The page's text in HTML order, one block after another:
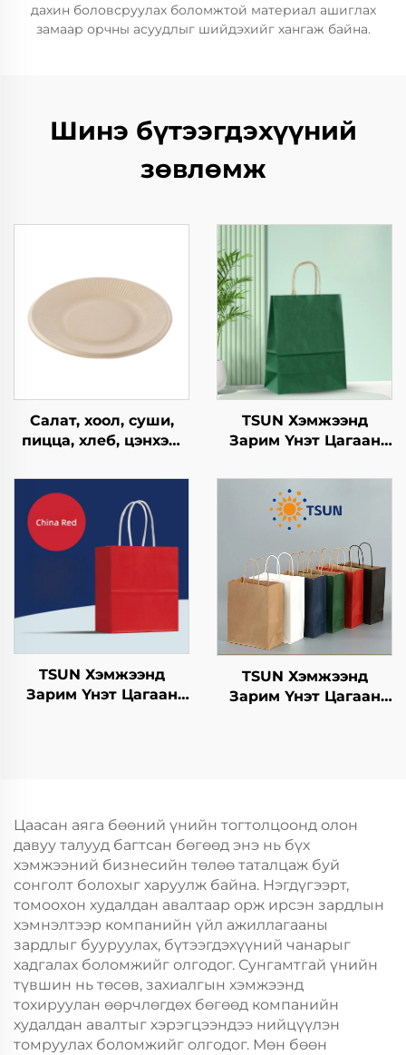
дахин боловсруулах боломжтой материал ашиглах
замаар орчны асуудлыг шийдэхийг хангаж байна.
Шинэ бүтээгдэхүүний
зөвлөмж
Салат, хоол, суши,
пицца, хлеб, цэнхэр,
гамбургерийг
ашиглахад
зориулагдсан буцаж
ашиглах боломжтой
TSUN Хэмжээнд
Зарим Үнэт Цагаан
Нэмэлт Ур чадвараар
Шинэ Жил,
Кристмасийн Хоолын
Пакинг Скрин Принт
TSUN Хэмжээнд
Зарим Үнэт Цагаан
TSUN Хэмжээнд
Зарим Үнэт Цагаан
Цаасан аяга бөөний үнийн тогтолцоонд олон
давуу талууд багтсан бөгөөд энэ нь бүх
хэмжээний бизнесийн төлөө таталцаж буй
сонголт болохыг харуулж байна. Нэгдүгээрт,
томоохон худалдан авалтаар орж ирсэн зардлын
хэмнэлтээр компанийн үйл ажиллагааны
зардлыг бууруулах, бүтээгдэхүүний чанарыг
хадгалах боломжийг олгодог. Сунгамтгай үнийн
түвшин нь төсөв, захиалгын хэмжээнд
тохируулан өөрчлөгдөх бөгөөд компанийн
худалдан авалтыг хэрэгцээндээ нийцүүлэн
томруулах боломжийг олгодог. Мөн бөөн